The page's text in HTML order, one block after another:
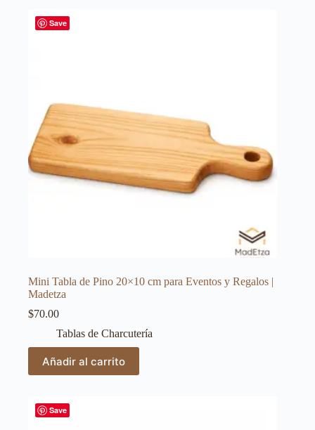
Save
Mini Tabla de Pino 20×10 cm para Eventos y Regalos |
Madetza
$70.00
Tablas de Charcutería
Añadir al carrito
Save